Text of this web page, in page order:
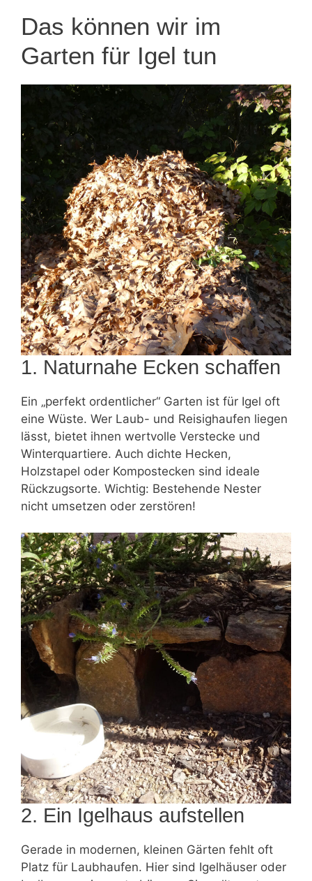
Das können wir im
Garten für Igel tun
1. Naturnahe Ecken schaffen
Ein „perfekt ordentlicher“ Garten ist für Igel oft
eine Wüste. Wer Laub- und Reisighaufen liegen
lässt, bietet ihnen wertvolle Verstecke und
Winterquartiere. Auch dichte Hecken,
Holzstapel oder Kompostecken sind ideale
Rückzugsorte. Wichtig: Bestehende Nester
nicht umsetzen oder zerstören!
2. Ein Igelhaus aufstellen
Gerade in modernen, kleinen Gärten fehlt oft
Platz für Laubhaufen. Hier sind Igelhäuser oder